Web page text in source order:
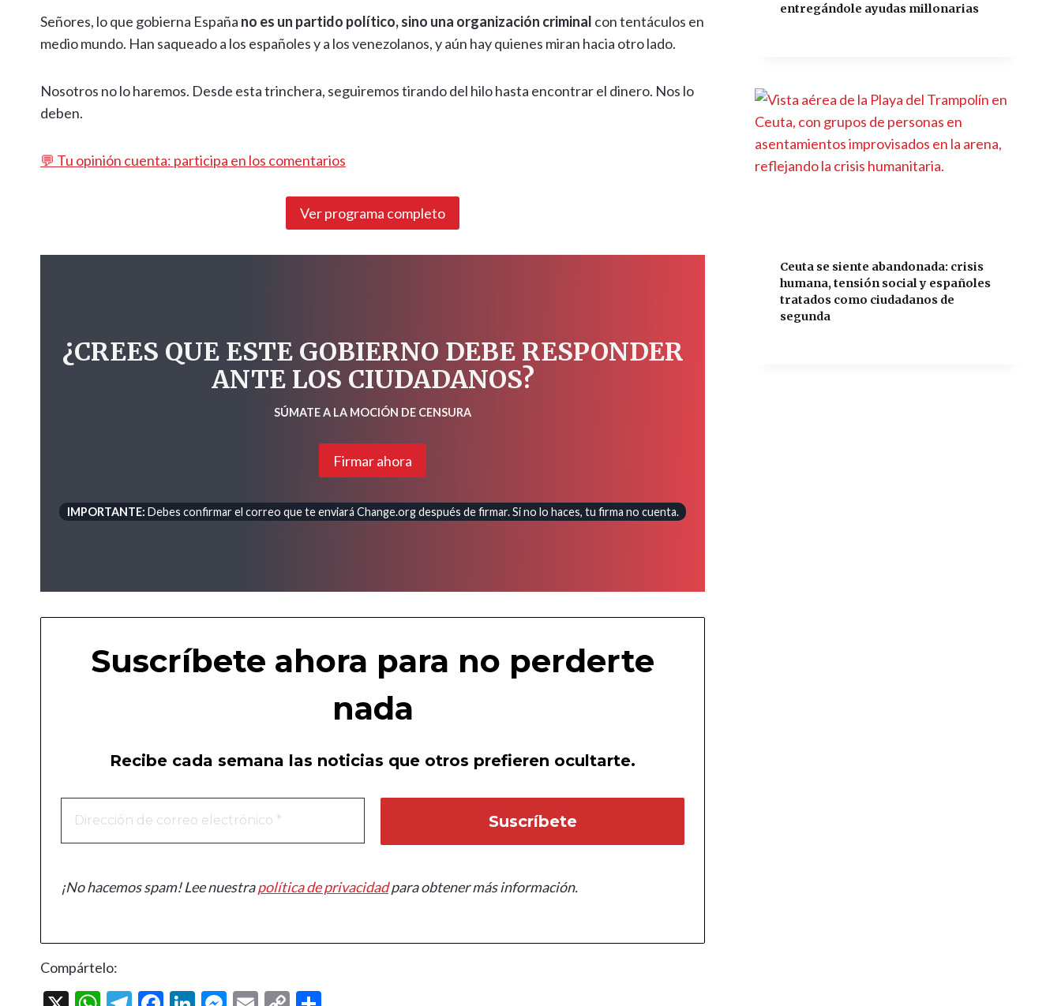
Señores, lo que gobierna España no es un partido político, sino una organización criminal con tentáculos en
medio mundo. Han saqueado a los españoles y a los venezolanos, y aún hay quienes miran hacia otro lado.
Nosotros no lo haremos. Desde esta trinchera, seguiremos tirando del hilo hasta encontrar el dinero. Nos lo
deben.
💬 Tu opinión cuenta: participa en los comentarios
Ver programa completo
¿CREES QUE ESTE GOBIERNO DEBE RESPONDER
ANTE LOS CIUDADANOS?
SÚMATE A LA MOCIÓN DE CENSURA
Firmar ahora
IMPORTANTE: Debes confirmar el correo que te enviará Change.org después de firmar. Si no lo haces, tu firma no cuenta.
Suscríbete ahora para no perderte
nada
Recibe cada semana las noticias que otros prefieren ocultarte.
¡No hacemos spam! Lee nuestrapolítica de privacidadpara obtener más información.
Compártelo:
entregándole ayudas millonarias
Ceuta se siente abandonada: crisis
humana, tensión social y españoles
tratados como ciudadanos de
segunda